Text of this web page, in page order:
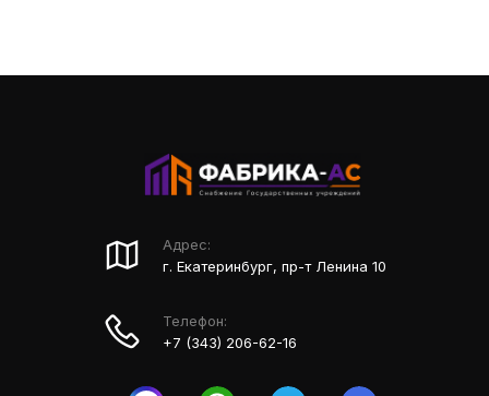
Адрес:
г. Екатеринбург, пр-т Ленина 10
Телефон:
+7 (343) 206-62-16